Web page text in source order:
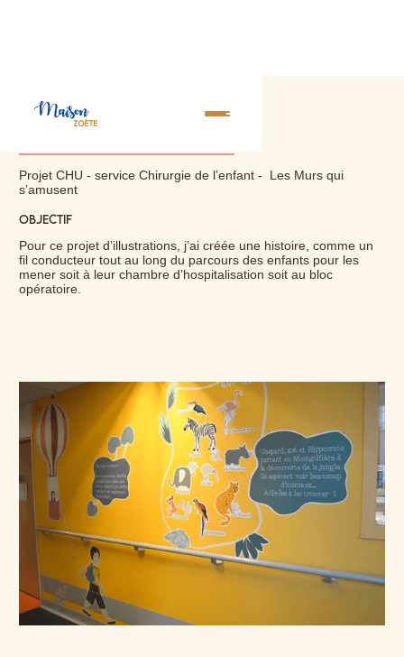
CHU Amiens
Projet CHU - service Chirurgie de l’enfant - Les Murs qui
s’amusent
Objectif
Pour ce projet d’illustrations, j’ai créée une histoire, comme un
fil conducteur tout au long du parcours des enfants pour les
mener soit à leur chambre d’hospitalisation soit au bloc
opératoire.